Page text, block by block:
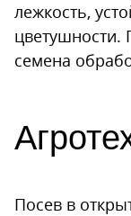
лежкость,
цветушности.
семена
Посев в